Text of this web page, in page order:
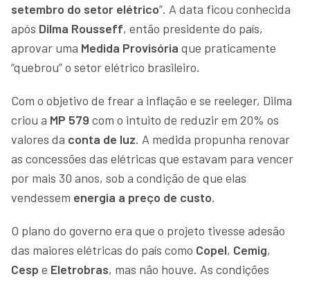
setembro do setor elétrico”. A data ficou conhecida
após Dilma Rousseff, então presidente do país,
aprovar uma Medida Provisória que praticamente
“quebrou” o setor elétrico brasileiro.
Com o objetivo de frear a inflação e se reeleger, Dilma
criou a MP 579 com o intuito de reduzir em 20% os
valores da conta de luz. A medida propunha renovar
as concessões das elétricas que estavam para vencer
por mais 30 anos, sob a condição de que elas
vendessem energia a preço de custo.
O plano do governo era que o projeto tivesse adesão
das maiores elétricas do país como Copel, Cemig,
Cesp e Eletrobras, mas não houve. As condições